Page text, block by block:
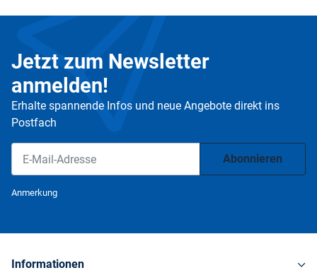
Jetzt zum Newsletter
anmelden!
Erhalte spannende Infos und neue Angebote direkt ins
Postfach
Abonnieren
Anmerkung
Informationen